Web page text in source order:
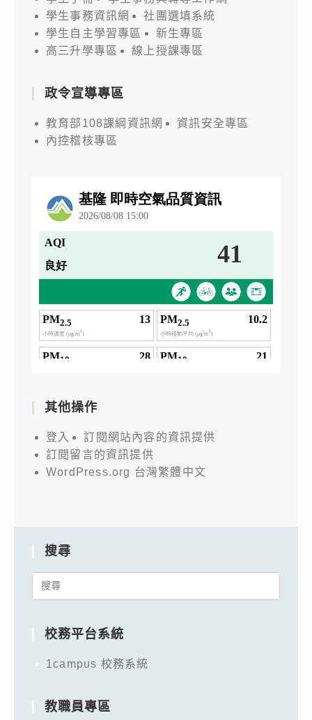
學生事務資訊網
社團選填系統
學生自主學習專區
新生專區
高三升學專區
線上授課專區
政令宣導專區
教育部108課綱資訊網
資訊安全專區
內控稽核專區
其他操作
登入
訂閱網站內容的資訊提供
訂閱留言的資訊提供
WordPress.org 台灣繁體中文
搜尋
Search
校務平台系統
1campus 校務系統
教職員專區